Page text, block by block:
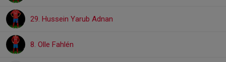
29. Hussein Yarub Adnan
8. Olle Fahlén